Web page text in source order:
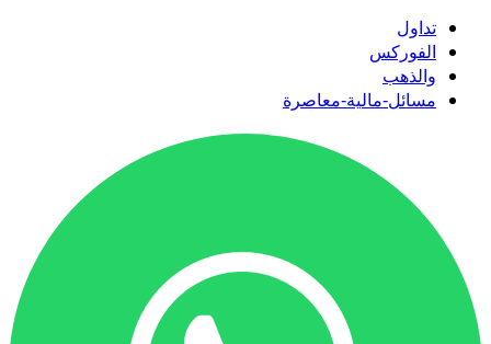
تداول
الفوركس
والذهب
مسائل-مالية-معاصرة